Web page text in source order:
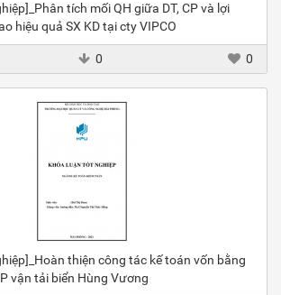
tích mối QH giữa DT, CP và lợi
hiệu quả SX KD tại cty VIPCO
0 0
thiện công tác kế toán vốn bằng
vận tải biển Hùng Vương